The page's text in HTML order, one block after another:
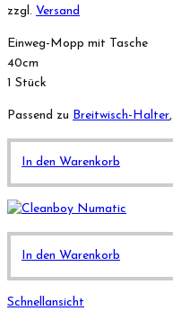
zzgl. Versand
Einweg-Mopp mit Tasche
40cm
1 Stück
Passend zu Breitwisch-Halter,
In den Warenkorb
In den Warenkorb
Schnellansicht